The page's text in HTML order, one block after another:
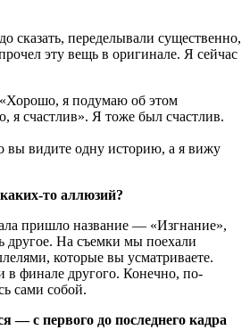
переделывали существенно,
эту вещь в оригинале. Я сейчас
я подумаю об этом
я счастлив». Я тоже был счастлив.
вы видите одну историю, а я вижу
то аллюзий?
пришло название — «Изгнание»,
другое. На съемки мы поехали
которые вы усматриваете.
в финале другого. Конечно, по-
сами собой.
с первого до последнего кадра